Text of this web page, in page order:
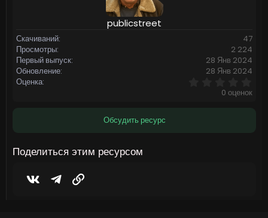
publicstreet
Скачиваний
47
Просмотры
2 224
Первый выпуск
28 Янв 2024
Обновление
28 Янв 2024
Оценка
,
0 оценок
Обсудить ресурс
Поделиться этим ресурсом
VkontakteTelegram